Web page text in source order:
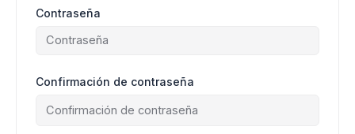
Contraseña
Confirmación de contraseña